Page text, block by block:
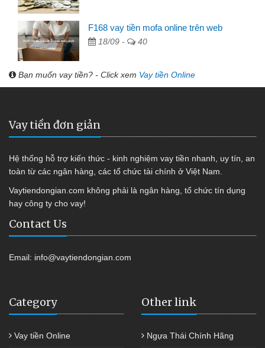
F168 vay tiền mofa online trên web
18/09 - 40
Bạn muốn vay tiền? - Click xem Vay tiền Online
Vay tiền đơn giản
Hệ thống hỗ trợ kiến thức - kinh nghiệm vay tiền nhanh, uy tín, an
toàn từ các ngân hàng, các tổ chức tài chính ở Việt Nam.
Vaytiendongian.com không phải là ngân hàng, tổ chức tín dụng
hay công ty cho vay!
Contact Us
Email: info@vaytiendongian.com
Category
Vay tiền Online
Other link
Ngựa Thái Chính Hãng